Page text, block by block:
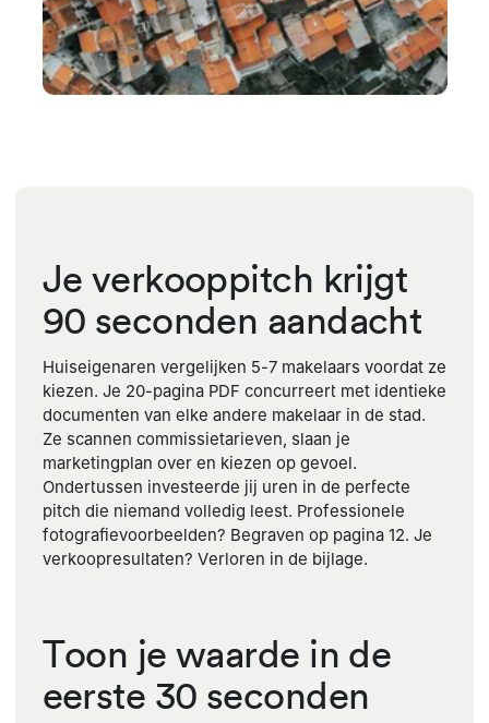
Je verkooppitch krijgt
90 seconden aandacht
Huiseigenaren vergelijken 5-7 makelaars voordat ze
kiezen. Je 20-pagina PDF concurreert met identieke
documenten van elke andere makelaar in de stad.
Ze scannen commissietarieven, slaan je
marketingplan over en kiezen op gevoel.
Ondertussen investeerde jij uren in de perfecte
pitch die niemand volledig leest. Professionele
fotografievoorbeelden? Begraven op pagina 12. Je
verkoopresultaten? Verloren in de bijlage.
Toon je waarde in de
eerste 30 seconden